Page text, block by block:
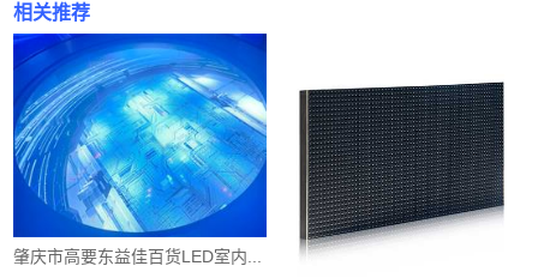
相关推荐
肇庆市高要东益佳百货LED室内...